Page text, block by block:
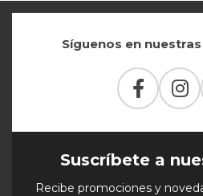
Síguenos en
Suscríbete a
Recibe promociones y